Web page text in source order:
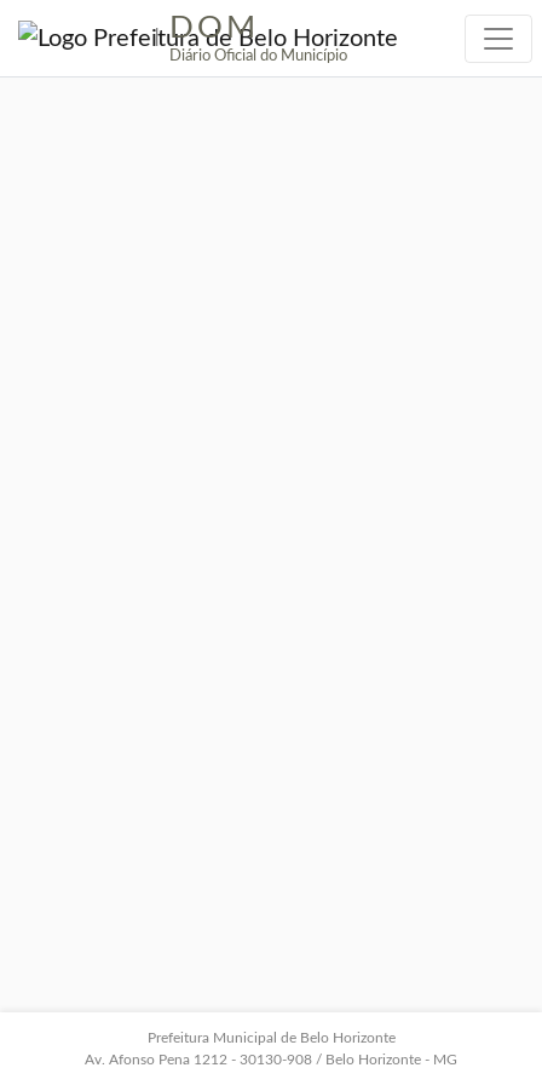
| DOM
Diário Oficial do Município
Prefeitura Municipal de Belo Horizonte
Av. Afonso Pena 1212 - 30130-908 / Belo Horizonte - MG